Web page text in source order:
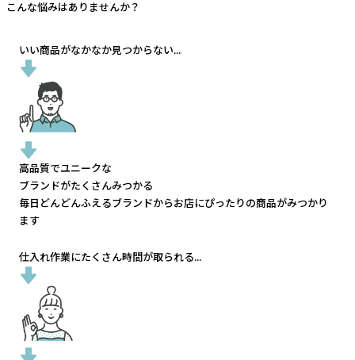
こんな悩みはありませんか？
いい商品がなかなか見つからない...
高品質でユニークな
ブランドがたくさんみつかる
毎日どんどんふえるブランドからお店にぴったりの商品がみつかり
ます
仕入れ作業にたくさん時間が取られる...